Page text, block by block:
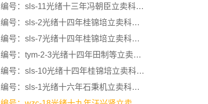
编号：sls-11光绪十三年冯朝臣立卖科田文契
编号：sls-2光绪十四年桂锦培立卖科田文契
编号：sls-7光绪十四年桂锦培立卖科田文契
编号：tym-2-3光绪十四年田制等立卖科田文契
编号：sls-10光绪十四年桂锦培立卖科田文契
编号：sls-1光绪十六年石秉机立卖科田文契